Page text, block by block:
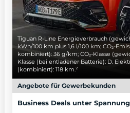
Tiguan R-Line Energieverbrauch
kWh/100 km plus 1,6 l/100 km; CO₂-
kombiniert): 36 g/km; CO₂-Klasse
Klasse (bei entladener Batterie): D.
(kombiniert): 118 km.²
Angebote für Gewerbekunden
Business Deals unter